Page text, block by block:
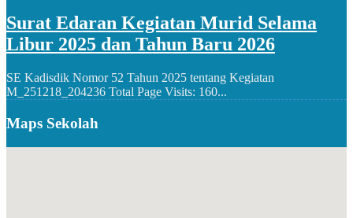
Surat Edaran Kegiatan Murid Selama
Libur 2025 dan Tahun Baru 2026
SE Kadisdik Nomor 52 Tahun 2025 tentang Kegiatan
M_251218_204236 Total Page Visits: 160...
Maps Sekolah